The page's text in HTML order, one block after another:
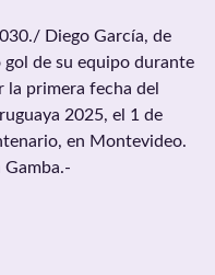
Diego García, de
de su equipo durante
primera fecha del
2025, el 1 de
en Montevideo.
Gamba.-